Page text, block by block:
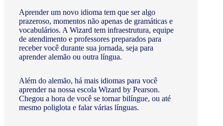
Aprender um novo idioma tem que ser algo
prazeroso, momentos não apenas de gramáticas e
vocabulários. A Wizard tem infraestrutura, equipe
de atendimento e professores preparados para
receber você durante sua jornada, seja para
aprender alemão ou outra língua.
Além do alemão, há mais idiomas para você
aprender na nossa escola Wizard by Pearson.
Chegou a hora de você se tornar bilíngue, ou até
mesmo poliglota e falar várias línguas.